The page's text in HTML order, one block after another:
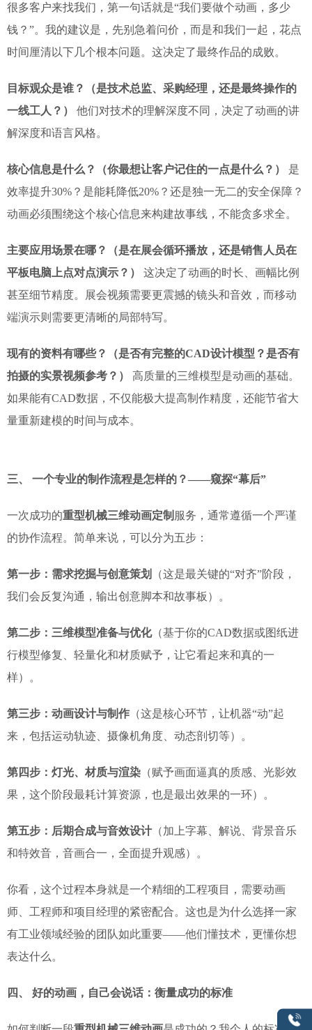
很多客户来找我们，第一句话就是“我们要做个动画，多少
钱？”。我的建议是，先别急着问价，而是和我们一起，花点
时间厘清以下几个根本问题。这决定了最终作品的成败。
目标观众是谁？（是技术总监、采购经理，还是最终操作的
一线工人？）
他们对技术的理解深度不同，决定了动画的讲
解深度和语言风格。
核心信息是什么？（你最想让客户记住的一点是什么？）
是
效率提升30%？是能耗降低20%？还是独一无二的安全保障？
动画必须围绕这个核心信息来构建故事线，不能贪多求全。
主要应用场景在哪？（是在展会循环播放，还是销售人员在
平板电脑上点对点演示？）
这决定了动画的时长、画幅比例
甚至细节精度。展会视频需要更震撼的镜头和音效，而移动
端演示则需要更清晰的局部特写。
现有的资料有哪些？（是否有完整的CAD设计模型？是否有
拍摄的实景视频参考？）
高质量的三维模型是动画的基础。
如果能有CAD数据，不仅能极大提高制作精度，还能节省大
量重新建模的时间与成本。
三、 一个专业的制作流程是怎样的？——窥探“幕后”
一次成功的重型机械三维动画定制 服务，通常遵循一个严谨
的协作流程。简单来说，可以分为五步：
第一步：需求挖掘与创意策划
（这是最关键的“对齐”阶段，
我们会反复沟通，输出创意脚本和故事板）。
第二步：三维模型准备与优化（基于你的CAD数据或图纸进
行模型修复、轻量化和材质赋予，让它看起来和真的一
样）。
第三步：动画设计与制作 （这是核心环节，让机器“动”起
来，包括运动轨迹、摄像机角度、动态剖切等）。
第四步：灯光、材质与渲染 （赋予画面逼真的质感、光影效
果，这个阶段最耗计算资源，也是最出效果的一环）。
第五步：后期合成与音效设计（加上字幕、解说、背景音乐
和特效音，音画合一，全面提升观感）。
你看，这个过程本身就是一个精细的工程项目，需要动画
师、工程师和项目经理的紧密配合。这也是为什么选择一家
有工业领域经验的团队如此重要——他们懂技术，更懂你想
表达什么。
四、 好的动画，自己会说话：衡量成功的标准